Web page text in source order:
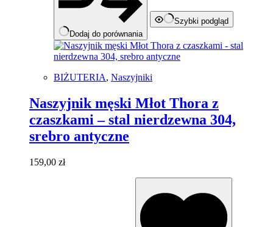
Dodaj do porównania
Szybki podgląd
BIŻUTERIA, Naszyjniki
Naszyjnik męski Młot Thora z
czaszkami – stal nierdzewna 304,
srebro antyczne
159,00 zł